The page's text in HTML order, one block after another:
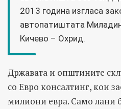
2013 година изгласа
автопатиштата
Кичево – Охрид.
Државата и општините
со Евро консалтинг, кои
милиони евра. Само лани